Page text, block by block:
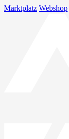
Marktplatz Webshop